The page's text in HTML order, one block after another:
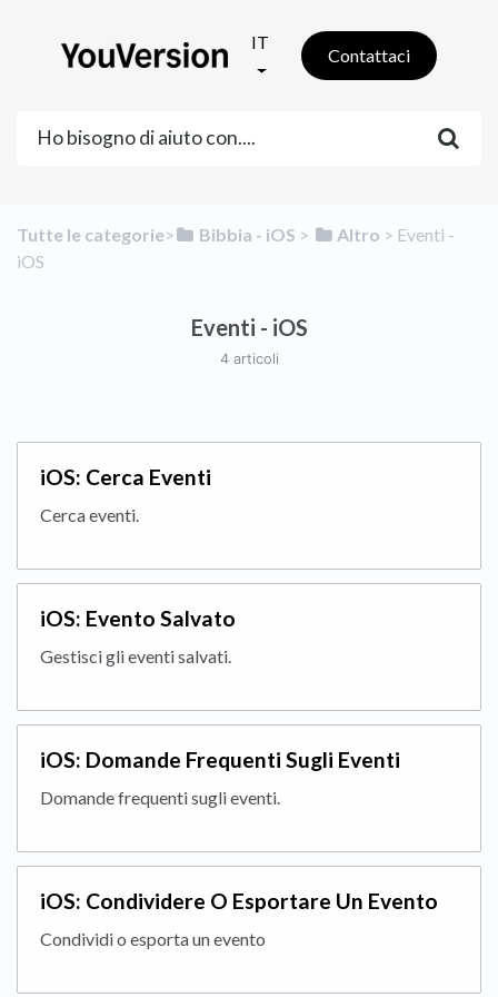
IT
Contattaci
Tutte le categorie​>​ ​Bibbia - iOS ​ > ​ ​Altro ​ > ​ ​Eventi -
iOS
Eventi - iOS
4 articoli
iOS: Cerca Eventi
Cerca eventi.
iOS: Evento Salvato
Gestisci gli eventi salvati.
iOS: Domande Frequenti Sugli Eventi
Domande frequenti sugli eventi.
iOS: Condividere O Esportare Un Evento
Condividi o esporta un evento